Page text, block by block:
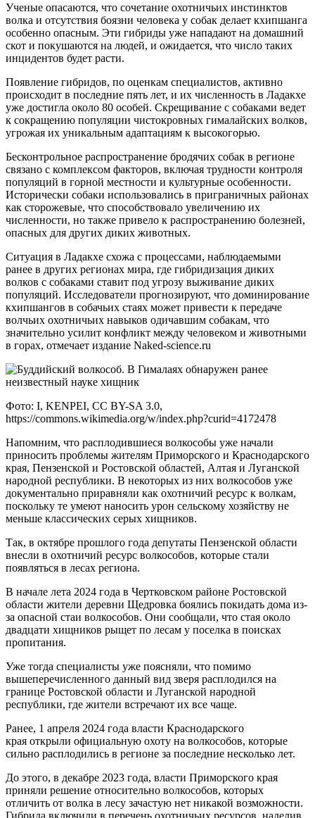
Ученые опасаются, что сочетание охотничьих инстинктов
волка и отсутствия боязни человека у собак делает кхипшанга
особенно опасным. Эти гибриды уже нападают на домашний
скот и покушаются на людей, и ожидается, что число таких
инцидентов будет расти.
Появление гибридов, по оценкам специалистов, активно
происходит в последние пять лет, и их численность в Ладакхе
уже достигла около 80 особей. Скрещивание с собаками ведет
к сокращению популяции чистокровных гималайских волков,
угрожая их уникальным адаптациям к высокогорью.
Бесконтрольное распространение бродячих собак в регионе
связано с комплексом факторов, включая трудности контроля
популяций в горной местности и культурные особенности.
Исторически собаки использовались в приграничных районах
как сторожевые, что способствовало увеличению их
численности, но также привело к распространению болезней,
опасных для других диких животных.
Ситуация в Ладакхе схожа с процессами, наблюдаемыми
ранее в других регионах мира, где гибридизация диких
волков с собаками ставит под угрозу выживание диких
популяций. Исследователи прогнозируют, что доминирование
кхипшангов в собачьих стаях может привести к передаче
волчьих охотничьих навыков одичавшим собакам, что
значительно усилит конфликт между человеком и животными
в горах, отмечает издание Naked-science.ru
Фото: I, KENPEI, CC BY-SA 3.0,
https://commons.wikimedia.org/w/index.php?curid=4172478
Напомним, что расплодившиеся волкособы уже начали
приносить проблемы жителям Приморского и Краснодарского
края, Пензенской и Ростовской областей, Алтая и Луганской
народной республики. В некоторых из них волкособов уже
документально приравняли как охотничий ресурс к волкам,
поскольку те умеют наносить урон сельскому хозяйству не
меньше классических серых хищников.
Так, в октябре прошлого года депутаты Пензенской области
внесли в охотничий ресурс волкособов, которые стали
появляться в лесах региона.
В начале лета 2024 года в Чертковском районе Ростовской
области жители деревни Щедровка боялись покидать дома из-
за опасной стаи волкособов. Они сообщали, что стая около
двадцати хищников рыщет по лесам у поселка в поисках
пропитания.
Уже тогда специалисты уже поясняли, что помимо
вышеперечисленного данный вид зверя расплодился на
границе Ростовской области и Луганской народной
республики, где жители встречают их все чаще.
Ранее, 1 апреля 2024 года власти Краснодарского
края открыли официальную охоту на волкособов, которые
сильно расплодились в регионе за последние несколько лет.
До этого, в декабре 2023 года, власти Приморского края
приняли решение относительно волкособов, которых
отличить от волка в лесу зачастую нет никакой возможности.
Гибрида включили в перечень охотничьих ресурсов, наделив